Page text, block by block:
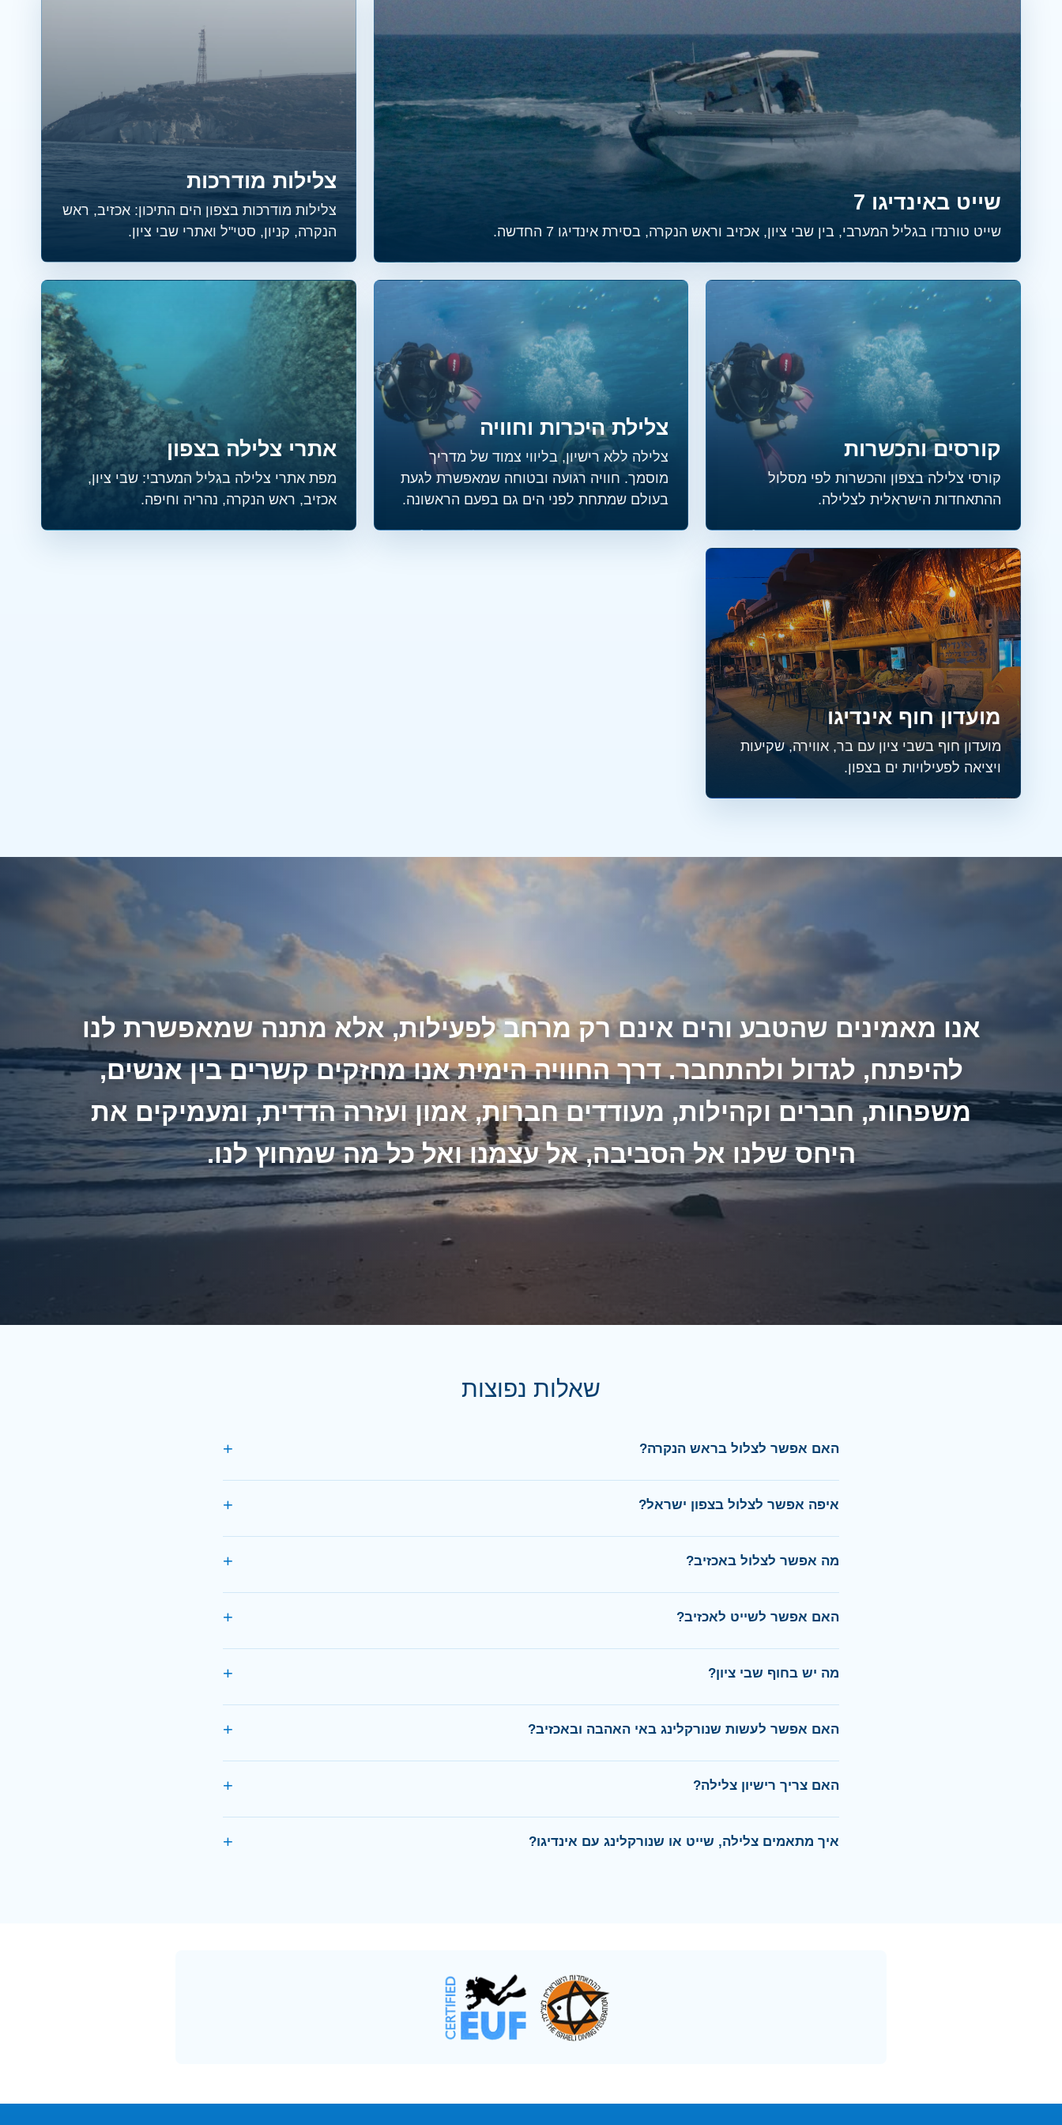
שייט באינדיגו 7
שייט טורנדו בגליל המערבי, בין שבי ציון, אכזיב וראש הנקרה, בסירת אינדיגו 7 החדשה.
צלילות מודרכות
צלילות מודרכות בצפון הים התיכון: אכזיב, ראש
הנקרה, קניון, סטי"ל ואתרי שבי ציון.
קורסים והכשרות
קורסי צלילה בצפון והכשרות לפי מסלול
ההתאחדות הישראלית לצלילה.
צלילת היכרות וחוויה
צלילה ללא רישיון, בליווי צמוד של מדריך
מוסמך. חוויה רגועה ובטוחה שמאפשרת לגעת
בעולם שמתחת לפני הים גם בפעם הראשונה.
אתרי צלילה בצפון
מפת אתרי צלילה בגליל המערבי: שבי ציון,
אכזיב, ראש הנקרה, נהריה וחיפה.
מועדון חוף אינדיגו
מועדון חוף בשבי ציון עם בר, אווירה, שקיעות
ויציאה לפעילויות ים בצפון.
אנו מאמינים שהטבע והים אינם רק מרחב לפעילות, אלא מתנה שמאפשרת לנו
להיפתח, לגדול ולהתחבר. דרך החוויה הימית אנו מחזקים קשרים בין אנשים,
משפחות, חברים וקהילות, מעודדים חברות, אמון ועזרה הדדית, ומעמיקים את
היחס שלנו אל הסביבה, אל עצמנו ואל כל מה שמחוץ לנו.
שאלות נפוצות
האם אפשר לצלול בראש הנקרה?
איפה אפשר לצלול בצפון ישראל?
מה אפשר לצלול באכזיב?
האם אפשר לשייט לאכזיב?
מה יש בחוף שבי ציון?
האם אפשר לעשות שנורקלינג באי האהבה ובאכזיב?
האם צריך רישיון צלילה?
איך מתאמים צלילה, שייט או שנורקלינג עם אינדיגו?